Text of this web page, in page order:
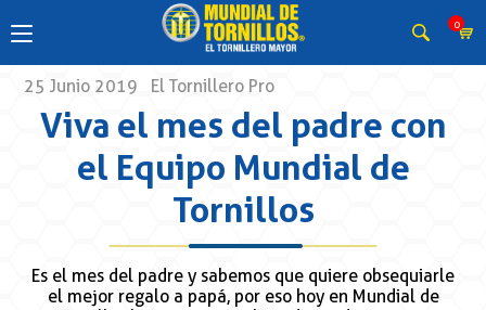
0
25 Junio 2019 El Tornillero Pro
Viva el mes del padre con
el Equipo Mundial de
Tornillos
Es el mes del padre y sabemos que quiere obsequiarle
el mejor regalo a papá, por eso hoy en Mundial de